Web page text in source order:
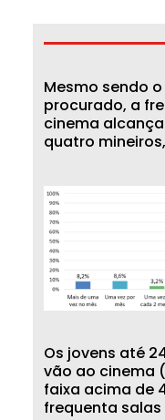
Mesmo sendo o
procurado, a fre
cinema alcança
quatro mineiros,
Os jovens até 2
vão ao cinema (
faixa acima de
frequenta salas